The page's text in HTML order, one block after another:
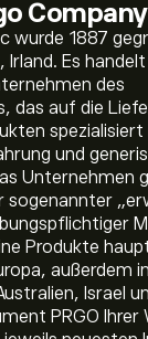
Company
wurde 1887
Irland. Es
des
das auf die
und
Unternehmen
sogenannter
Produkte
außerdem
Israel
PRGO
liegt bei